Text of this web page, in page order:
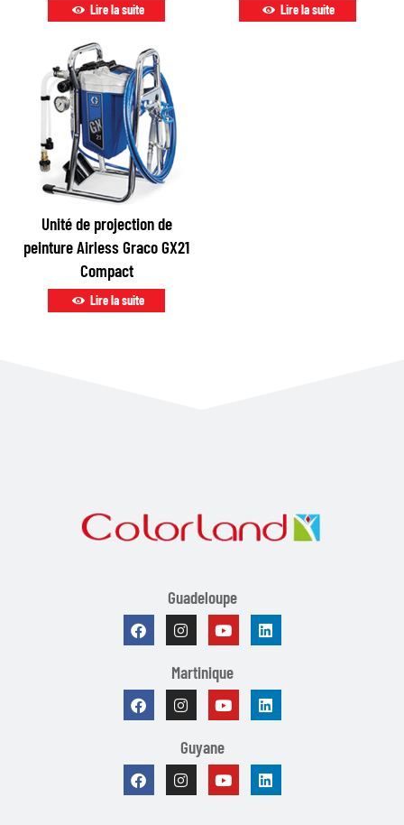
Lire la suite Lire la suite
Unité de projection de
peinture Airless Graco GX21
Compact
Lire la suite
Guadeloupe
Martinique
Guyane